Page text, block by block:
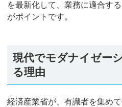
を最新化して、業務に適合す
がポイントです。
現代でモダナイゼー
る理由
経済産業省が、有識者を集めて